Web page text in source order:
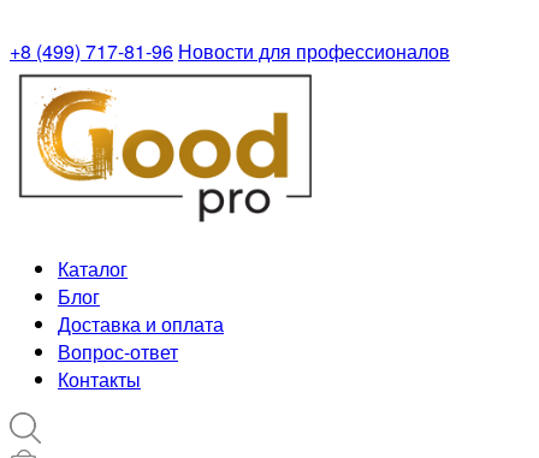
+8 (499) 717-81-96 Новости для профессионалов
Каталог
Блог
Доставка и оплата
Вопрос-ответ
Контакты